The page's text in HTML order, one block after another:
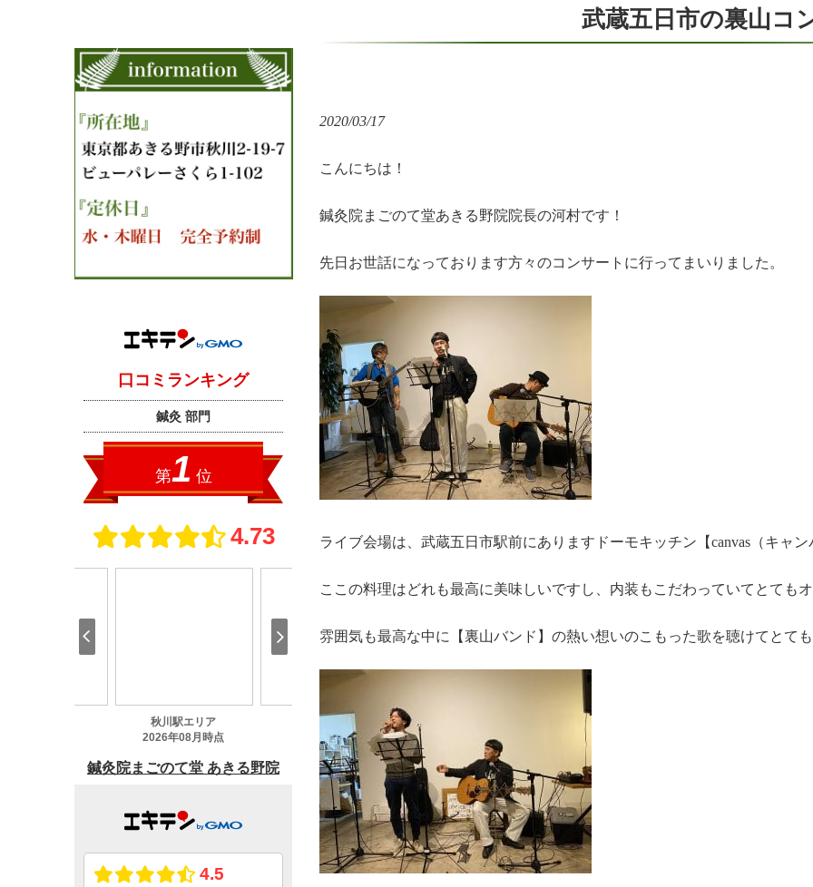
武蔵五日市の裏山コ
2020/03/17
こんにちは！
鍼灸院まごのて堂あきる野院院長の河村です！
先日お世話になっております方々のコンサートに行ってまいりました。
ライブ会場は、武蔵五日市駅前にありますドーモキッチン【canvas（キャ
ここの料理はどれも最高に美味しいですし、内装もこだわっていてとても
雰囲気も最高な中に【裏山バンド】の熱い想いのこもった歌を聴けてとて